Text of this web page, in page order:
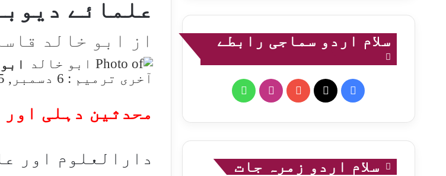
علمائے
از ابو خالد
آخری ترمیم : 6 دسمبر, 2025
محدثین دہلی
دارالعلوم اور
سلام اردو سماجی رابطے
Facebook
YouTube
Instagram
WhatsApp
سلام اردو زمرہ جات